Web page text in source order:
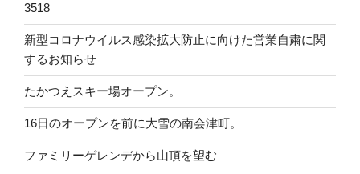
3518
新型コロナウイルス感染拡大防止に向けた営業自粛に関
するお知らせ
たかつえスキー場オープン。
16日のオープンを前に大雪の南会津町。
ファミリーゲレンデから山頂を望む